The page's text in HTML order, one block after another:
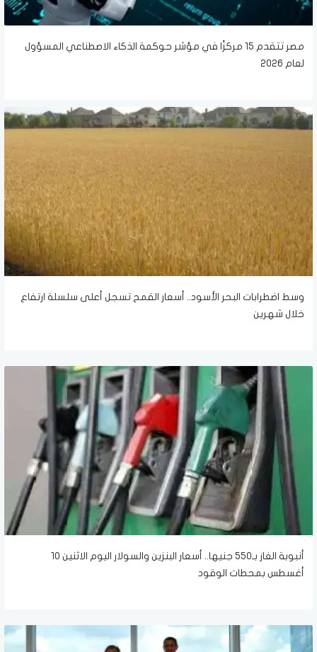
مصر تتقدم 15 مركزًا في مؤشر حوكمة الذكاء الاصطناعي المسؤول
لعام 2026
وسط اضطرابات البحر الأسود.. أسعار القمح تسجل أعلى سلسلة ارتفاع
خلال شهرين
أنبوبة الغاز بـ550 جنيها.. أسعار البنزين والسولار اليوم الاثنين 10
أغسطس بمحطات الوقود